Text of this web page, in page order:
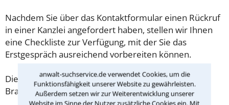
anwalt-suchservice.de verwendet Cookies, um die
Funktionsfähigkeit unserer Website zu gewährleisten.
Außerdem setzen wir zur Weiterentwicklung unserer
Nachdem Sie über das Kontaktformular einen Rückruf
in einer Kanzlei angefordert haben, stellen wir Ihnen
eine Checkliste zur Verfügung, mit der Sie das
Erstgespräch ausreichend vorbereiten können.
Die Kosten eines Anwalts für Ordnungswidrigkeit in
Braunschweig sind oft geringer als gedacht!